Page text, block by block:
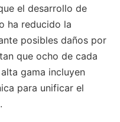
el desarrollo de
ha reducido la
posibles daños por
que ocho de cada
gama incluyen
para unificar el